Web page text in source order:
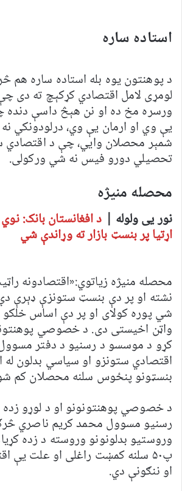
استاده ساره
د پوهنتون یوه بله استاده ساره هم
لومړی لامل اقتصادي کړکېچ ته دی
ورسره مخ ده او نن هېڅ داسې
یې وي او ارمان یې وي، درلودونکي
شمېر محصلان وایي، چې د اقتصادي
تحصیلي دورو فیس نه شي ورکولی.
محصله منیژه
نور یی ولوله | د افغانستان بانک:
اړتیا پر بنسټ بازار ته وړاندې شي
محصله منیژه زیاتوي:«اقتصادونه
نشته او پر دې بنسټ ستونزې ډېرې
شي پوره کولای او پر دې اساس خلکو
واټن اخیستی دی. د خصوصي
کړو د موسسو د رسنیو د دفتر
اقتصادي ستونزو او سیاسي بدلون له
بنسټونو پنځوس سلنه محصلان کم
د خصوصي پوهنتونونو او د لوړو
رسنیو مسوول محمد کریم ناصري
وروستیو بدلونونو وروسته د زده
پ۵۰ سلنه کمښت راغلی او علت یې
او ننګونې دي.